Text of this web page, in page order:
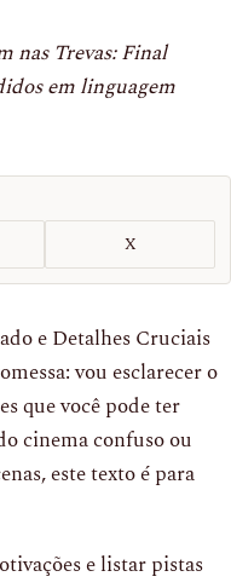
nas Trevas: Final
em linguagem
X
e Detalhes Cruciais
vou esclarecer o
que você pode ter
cinema confuso ou
este texto é para
e listar pistas